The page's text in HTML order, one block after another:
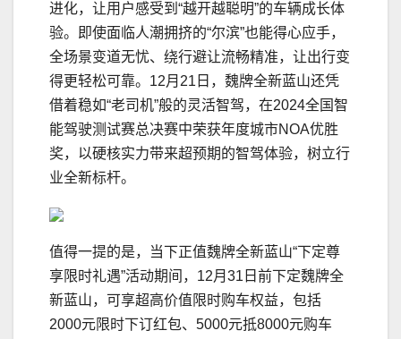
进化，让用户感受到“越开越聪明”的车辆成长体
验。即使面临人潮拥挤的“尔滨”也能得心应手，
全场景变道无忧、绕行避让流畅精准，让出行变
得更轻松可靠。12月21日，魏牌全新蓝山还凭
借着稳如“老司机”般的灵活智驾，在2024全国智
能驾驶测试赛总决赛中荣获年度城市NOA优胜
奖，以硬核实力带来超预期的智驾体验，树立行
业全新标杆。
值得一提的是，当下正值魏牌全新蓝山“下定尊
享限时礼遇”活动期间，12月31日前下定魏牌全
新蓝山，可享超高价值限时购车权益，包括
2000元限时下订红包、5000元抵8000元购车